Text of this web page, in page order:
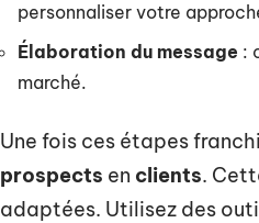
personnaliser votre
Élaboration du message :
marché.
Une fois ces étapes
prospects en clients.
adaptées. Utilisez des